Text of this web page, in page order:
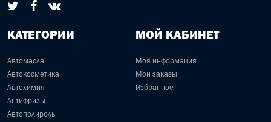
КАТЕГОРИИ
Автомасла
Автокосметика
Автохимия
Антифризы
Автополироль
МОЙ КАБИНЕТ
Моя информация
Мои заказы
Избранное